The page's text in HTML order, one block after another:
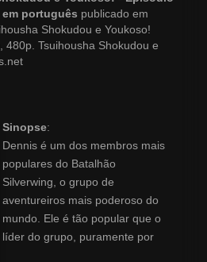
português publicado em
Shokudou e Youkoso!
480p. Tsuihousha Shokudou e
Sinopse:
Dennis é um dos membros mais
populares do Batalhão
Silverwing, o grupo de
aventureiros mais poderoso do
mundo. Ele é tão popular que o
líder do grupo, puramente por